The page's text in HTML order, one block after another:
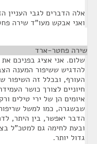
אלה הדברים לגבי העניין
ואני אבקש מעו"ד שירה
שירה פחטר-ארד
שלום. אני אציג בפניכם
להדגיש ששיפור המענה
העורף, ובכלל זה השיפור
חיוניים לצורך כושר
איומים הן של ירי טילים
שבשגרה, כמו למשל
הדבר יאפשר, בין היתר,
ובעת לחימה גם למטכ"ל
גדול יותר.